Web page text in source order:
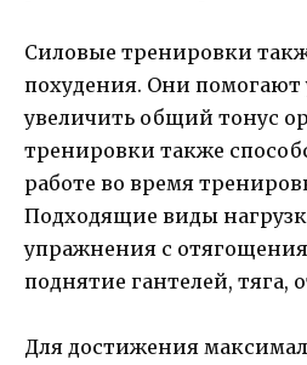
Силовые тренировки
похудения. Они
увеличить общий тонус
тренировки также
работе во время
Подходящие виды
упражнения с
поднятие гантелей, тяга,
Для достижения